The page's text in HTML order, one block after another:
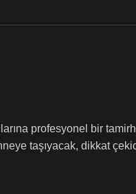
profesyonel bir
taşıyacak, dikkat